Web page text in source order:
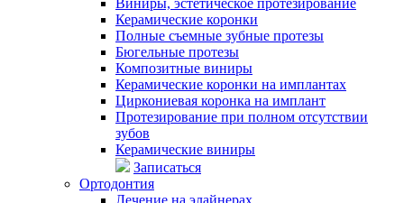
Виниры, эстетическое протезирование
Керамические коронки
Полные съемные зубные протезы
Бюгельные протезы
Композитные виниры
Керамические коронки на имплантах
Циркониевая коронка на имплант
Протезирование при полном отсутствии
зубов
Керамические виниры
Записаться
Ортодонтия
Лечение на элайнерах